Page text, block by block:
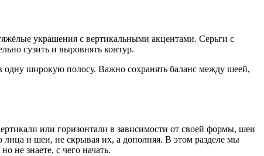
украшения с вертикальными акцентами. Серьги с
сузить и выровнять контур.
одну широкую полосу. Важно сохранять баланс между шеей,
или горизонтали в зависимости от своей формы, шеи
и шеи, не скрывая их, а дополняя. В этом разделе мы
не знаете, с чего начать.